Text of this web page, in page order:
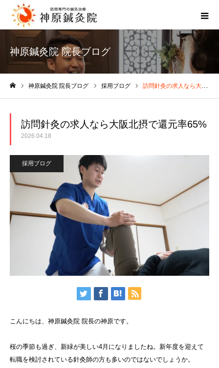
神原鍼灸院 院長ブログ
神原鍼灸院 院長ブログ 採用ブログ 訪問針灸の求人なら大阪北摂で還元率65%
訪問針灸の求人なら大阪北摂で還元率65%
2026.04.18
採用ブログ
こんにちは、神原鍼灸院 院長の神原です。
桜の季節も過ぎ、新緑が美しい4月になりましたね。新年度を迎えて
転職を検討されている針灸師の方も多いのではないでしょうか。